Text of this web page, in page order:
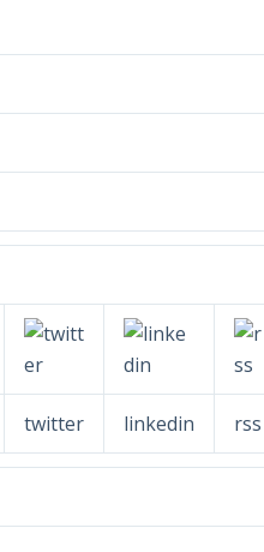
twitter linkedin rss